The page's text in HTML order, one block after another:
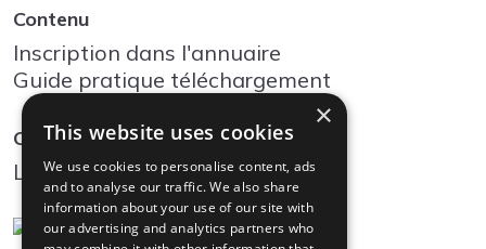
Contenu
Inscription dans l'annuaire
Guide pratique téléchargement
Community
Log In
×
This website uses cookies
We use cookies to personalise content, ads
and to analyse our traffic. We also share
information about your use of our site with
our advertising and analytics partners who